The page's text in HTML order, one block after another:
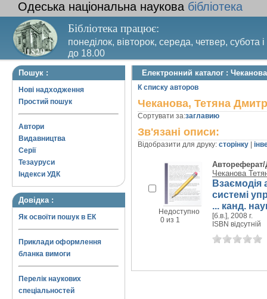
Одеська національна наукова бібліотека
Бібліотека працює:
понеділок, вівторок, середа, четвер, субота
до 18.00
Вихідний день – п’ятниця. Останній четвер
Пошук :
Нові надходження
Простий пошук
Автори
Видавництва
Серії
Тезауруси
Індекси УДК
Довідка :
Як освоїти пошук в ЕК
Приклади оформлення
бланка вимоги
Перелік наукових
спеціальностей
Електронний каталог :
К списку авторов
Чеканова, Тетяна
Сортувати за:заглавию
Зв'язані описи:
Відобразити для друку: сторінку
Недоступно
0 из 1
Автореферат/
Чеканова
Взаємодія
системі
... канд.
[б.в.], 2008 г.
ISBN відсутній